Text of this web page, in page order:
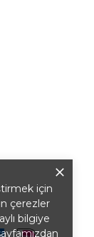
için
çerezler
bilgiye